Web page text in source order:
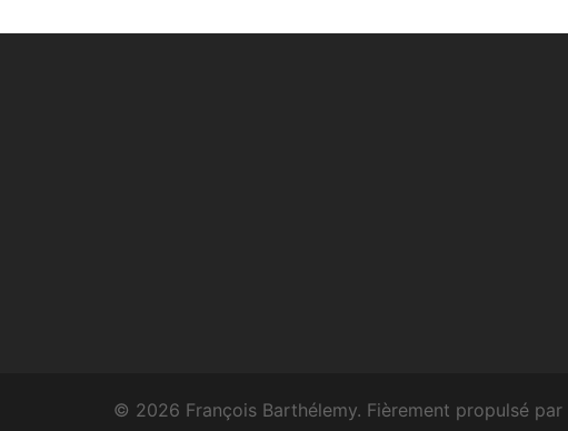
© 2026 François Barthélemy. Fièrement propulsé par